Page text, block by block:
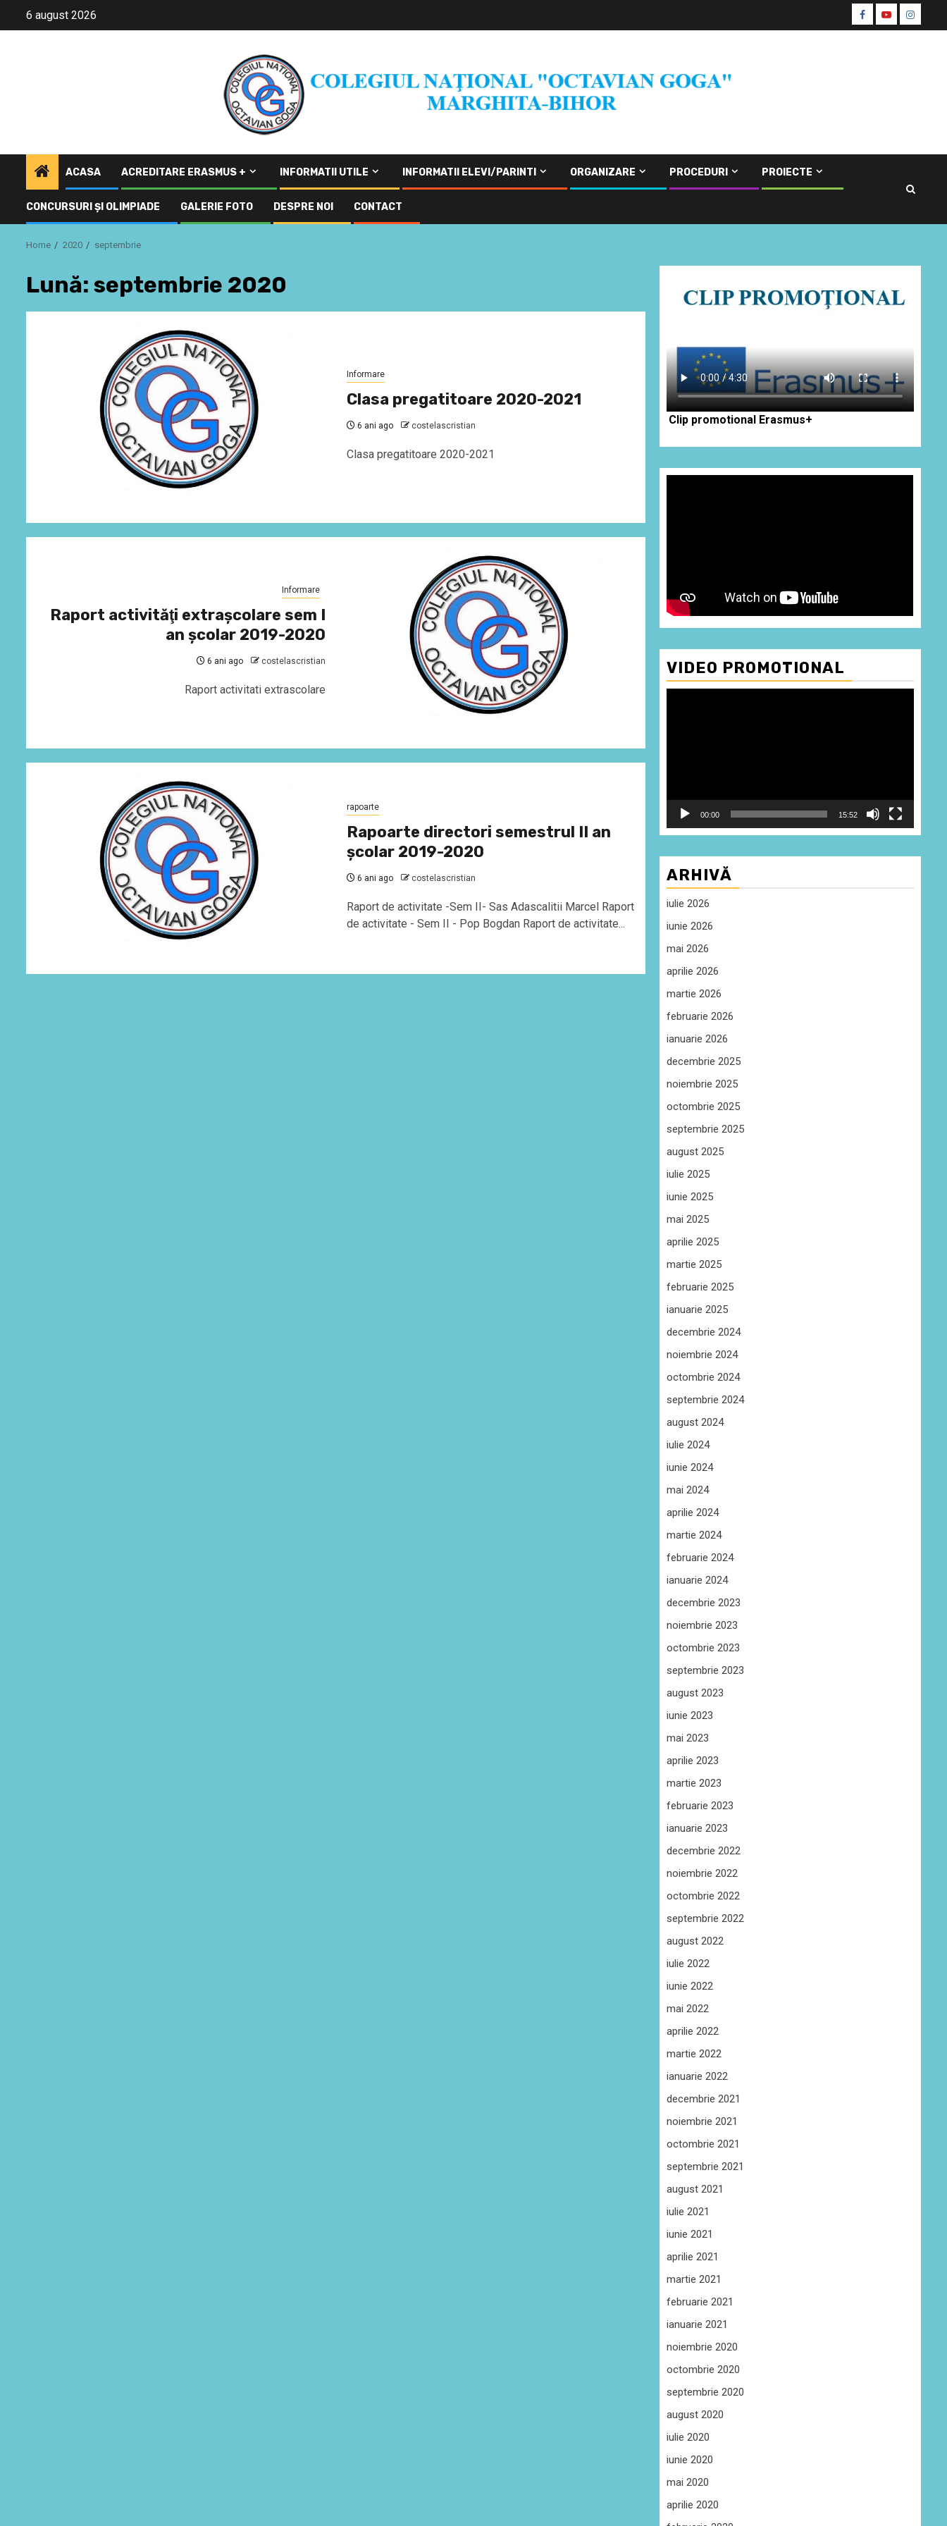
6 august 2026 Facebook
Youtube
CŞE
ACASA ACREDITARE ERASMUS + INFORMATII UTILE INFORMATII ELEVI/PARINTI ORGANIZARE PROCEDURI PROIECTE
CONCURSURI ŞI OLIMPIADE GALERIE FOTO DESPRE NOI CONTACT
Home 2020 septembrie
Lună: septembrie 2020
Informare
Clasa pregatitoare 2020-2021
6 ani ago costelascristian
Clasa pregatitoare 2020-2021
Informare
Raport activităţi extraşcolare sem I
an şcolar 2019-2020
6 ani ago costelascristian
Raport activitati extrascolare
rapoarte
Rapoarte directori semestrul II an
şcolar 2019-2020
6 ani ago costelascristian
Raport de activitate -Sem II- Sas Adascalitii Marcel Raport
de activitate - Sem II - Pop Bogdan Raport de activitate...
Clip promotional Erasmus+
VIDEO PROMOTIONAL
00:00 15:52
ARHIVĂ
iulie 2026
iunie 2026
mai 2026
aprilie 2026
martie 2026
februarie 2026
ianuarie 2026
decembrie 2025
noiembrie 2025
octombrie 2025
septembrie 2025
august 2025
iulie 2025
iunie 2025
mai 2025
aprilie 2025
martie 2025
februarie 2025
ianuarie 2025
decembrie 2024
noiembrie 2024
octombrie 2024
septembrie 2024
august 2024
iulie 2024
iunie 2024
mai 2024
aprilie 2024
martie 2024
februarie 2024
ianuarie 2024
decembrie 2023
noiembrie 2023
octombrie 2023
septembrie 2023
august 2023
iunie 2023
mai 2023
aprilie 2023
martie 2023
februarie 2023
ianuarie 2023
decembrie 2022
noiembrie 2022
octombrie 2022
septembrie 2022
august 2022
iulie 2022
iunie 2022
mai 2022
aprilie 2022
martie 2022
ianuarie 2022
decembrie 2021
noiembrie 2021
octombrie 2021
septembrie 2021
august 2021
iulie 2021
iunie 2021
aprilie 2021
martie 2021
februarie 2021
ianuarie 2021
noiembrie 2020
octombrie 2020
septembrie 2020
august 2020
iulie 2020
iunie 2020
mai 2020
aprilie 2020